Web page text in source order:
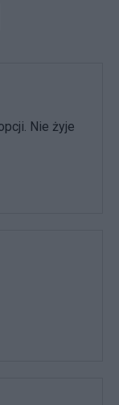
Nie żyje